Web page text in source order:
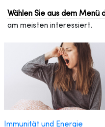
Wählen Sie aus dem Menü
am meisten interessiert.
Immunität und Energie